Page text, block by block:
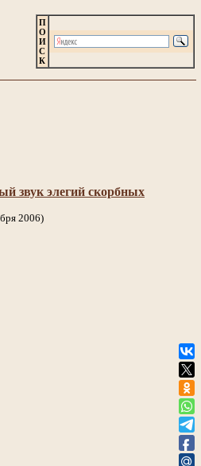
П
О
И
С
К
звук элегий скорбных
2006)